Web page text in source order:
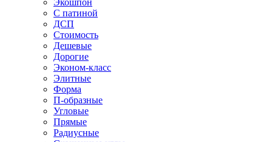
Экошпон
С патиной
ДСП
Стоимость
Дешевые
Дорогие
Эконом-класс
Элитные
Форма
П-образные
Угловые
Прямые
Радиусные